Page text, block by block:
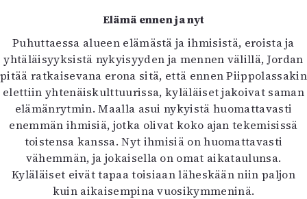
Elämä ennen ja nyt
Puhuttaessa alueen elämästä ja ihmisistä, eroista ja
yhtäläisyyksistä nykyisyyden ja mennen välillä, Jordan
pitää ratkaisevana erona sitä, että ennen Piippolassakin
elettiin yhtenäiskulttuurissa, kyläläiset jakoivat saman
elämänrytmin. Maalla asui nykyistä huomattavasti
enemmän ihmisiä, jotka olivat koko ajan tekemisissä
toistensa kanssa. Nyt ihmisiä on huomattavasti
vähemmän, ja jokaisella on omat aikataulunsa.
Kyläläiset eivät tapaa toisiaan läheskään niin paljon
kuin aikaisempina vuosikymmeninä.